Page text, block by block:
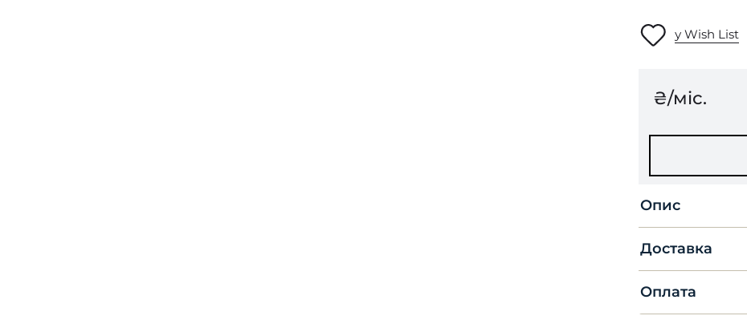
у Wish List
₴/міс.
Опис
Доставка
Оплата